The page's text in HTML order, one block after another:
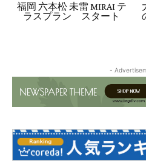
福岡 六本松 未雷 MIRAI テ
ラスプラン スタート
-